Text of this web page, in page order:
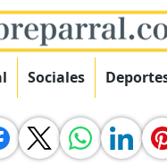
Sociales